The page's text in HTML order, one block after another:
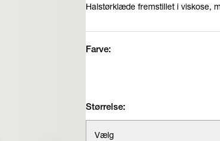
Halstørklæde fremstillet i viskose,
Farve:
Størrelse:
Vælg